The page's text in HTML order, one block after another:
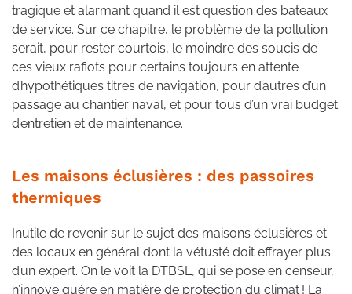
tragique et alarmant quand il est question des bateaux
de service. Sur ce chapitre, le problème de la pollution
serait, pour rester courtois, le moindre des soucis de
ces vieux rafiots pour certains toujours en attente
d’hypothétiques titres de navigation, pour d’autres d’un
passage au chantier naval, et pour tous d’un vrai budget
d’entretien et de maintenance.
Les maisons éclusières : des passoires
thermiques
Inutile de revenir sur le sujet des maisons éclusières et
des locaux en général dont la vétusté doit effrayer plus
d’un expert. On le voit la DTBSL, qui se pose en censeur,
n’innove guère en matière de protection du climat ! La